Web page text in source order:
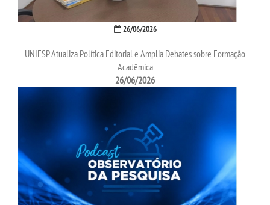
26/06/2026
UNIESP Atualiza Política Editorial e Amplia Debates sobre Formação
Acadêmica
26/06/2026